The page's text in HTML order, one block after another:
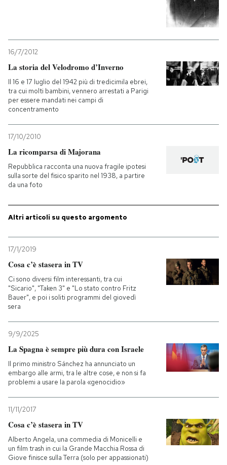
16/7/2012
La storia del Velodromo d’Inverno
Il 16 e 17 luglio del 1942 più di tredicimila ebrei,
tra cui molti bambini, vennero arrestati a Parigi
per essere mandati nei campi di
concentramento
17/10/2010
La ricomparsa di Majorana
Repubblica racconta una nuova fragile ipotesi
sulla sorte del fisico sparito nel 1938, a partire
da una foto
Altri articoli su questo argomento
17/1/2019
Cosa c’è stasera in TV
Ci sono diversi film interessanti, tra cui
"Sicario", "Taken 3" e "Lo stato contro Fritz
Bauer", e poi i soliti programmi del giovedì
sera
9/9/2025
La Spagna è sempre più dura con Israele
Il primo ministro Sánchez ha annunciato un
embargo alle armi, tra le altre cose, e non si fa
problemi a usare la parola «genocidio»
11/11/2017
Cosa c’è stasera in TV
Alberto Angela, una commedia di Monicelli e
un film trash in cui la Grande Macchia Rossa di
Giove finisce sulla Terra (solo per appassionati)